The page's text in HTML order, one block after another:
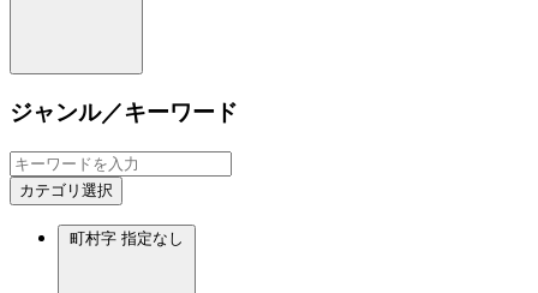
ジャンル／キーワード
カテゴリ選択
町村字 指定なし